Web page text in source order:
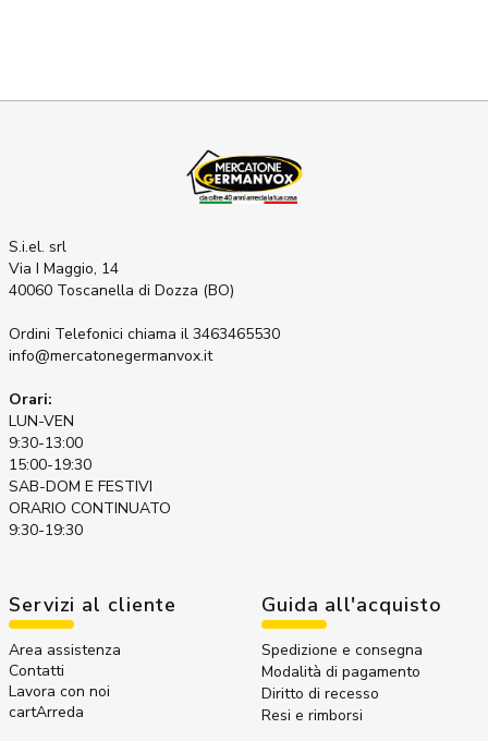
S.i.el. srl
Via I Maggio, 14
40060 Toscanella di Dozza (BO)
Ordini Telefonici chiama il 3463465530
info@mercatonegermanvox.it
Orari:
LUN-VEN
9:30-13:00
15:00-19:30
SAB-DOM E FESTIVI
ORARIO CONTINUATO
9:30-19:30
Servizi al cliente
Area assistenza
Contatti
Lavora con noi
cartArreda
Guida all'acquisto
Spedizione e consegna
Modalità di pagamento
Diritto di recesso
Resi e rimborsi